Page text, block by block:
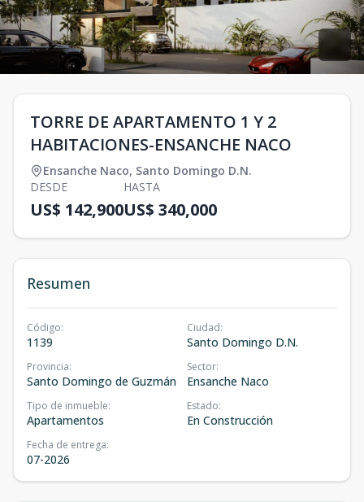
TORRE DE APARTAMENTO 1 Y 2
HABITACIONES-ENSANCHE NACO
Ensanche Naco, Santo Domingo D.N.
DESDE
US$ 142,900
HASTA
US$ 340,000
Resumen
Código:
1139
Ciudad:
Santo Domingo D.N.
Provincia:
Santo Domingo de Guzmán
Sector:
Ensanche Naco
Tipo de inmueble:
Apartamentos
Estado:
En Construcción
Fecha de entrega:
07-2026